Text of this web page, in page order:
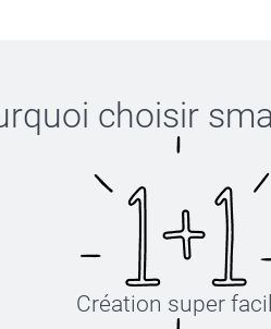
choisir
Création super